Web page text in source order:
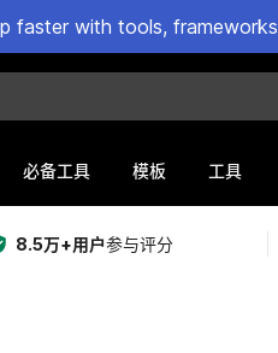
faster with tools,
必备工具 模板 工具
8.5万+用户参与评分